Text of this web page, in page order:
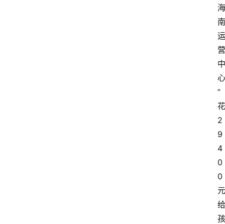
海
南
运
营
中
心
”
花
2
9
4
0
0
元
给
孩